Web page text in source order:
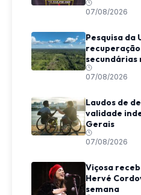
07/08/2026
Pesquisa da
secundárias
07/08/2026
Laudos de
validade
Gerais
07/08/2026
Viçosa
Hervé
semana